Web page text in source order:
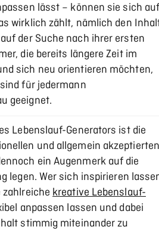
lässt – können sie sich
wirklich zählt, nämlich den
der Suche nach ihrer ersten
die bereits längere Zeit im
sich neu orientieren möchten,
für jedermann
geeignet.
Lebenslauf-Generators ist die
und allgemein
ein Augenmerk auf die
legen. Wer sich inspirieren
zahlreichekreative Lebenslauf-
anpassen lassen und dabei
stimmig miteinander zu